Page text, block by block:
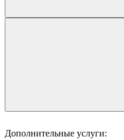
Дополнительные услуги: